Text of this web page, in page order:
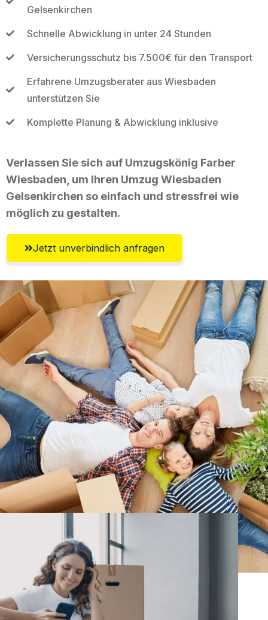
Gelsenkirchen
Schnelle Abwicklung in unter 24 Stunden
Versicherungsschutz bis 7.500€ für den Transport
Erfahrene Umzugsberater aus Wiesbaden
unterstützen Sie
Komplette Planung & Abwicklung inklusive
Verlassen Sie sich auf Umzugskönig Farber
Wiesbaden, um Ihren Umzug Wiesbaden
Gelsenkirchen so einfach und stressfrei wie
möglich zu gestalten.
Jetzt unverbindlich anfragen